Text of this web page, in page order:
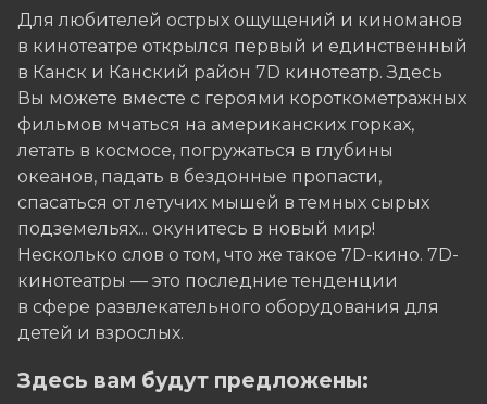
Для любителей острых ощущений и киноманов
в кинотеатре открылся первый и единственный
в Канск и Канский район 7D кинотеатр. Здесь
Вы можете вместе с героями короткометражных
фильмов мчаться на американских горках,
летать в космосе, погружаться в глубины
океанов, падать в бездонные пропасти,
спасаться от летучих мышей в темных сырых
подземельях... окунитесь в новый мир!
Несколько слов о том, что же такое 7D-кино. 7D-
кинотеатры — это последние тенденции
в сфере развлекательного оборудования для
детей и взрослых.
Здесь вам будут предложены: